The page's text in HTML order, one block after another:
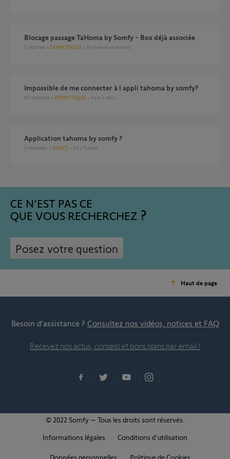
Blocage passage TaHoma by Somfy - Box déjà associée
1 réponse DOMOTIQUE il y a environ un mois
Impossible de me connecter à l appli tahoma by somfy?
62 réponses DOMOTIQUE il y a 2 mois
Application tahoma by somfy ?
3 réponses VOLET il y a 9 jours
CE N'EST PAS CE
QUE VOUS RECHERCHEZ
Posez votre question
Haut de page
Besoin d’assistance ? Consultez nos vidéos, notices et FAQ
Recevez nos actus, conseils et bons plans par email !
© 2022 Somfy – Tous les droits sont réservés.
Informations légales
Conditions d'utilisation
Données personnelles Politique de Cookies